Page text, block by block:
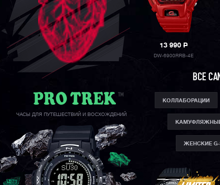
ЧАСЫ ДЛЯ ПУТЕШЕСТВИЙ И ВОСХОЖДЕНИЙ
13 990P
DW-6900RRB-4E
ВСЕ
КОЛЛАБОРАЦИИ
ЖЕНСКИЕ G-